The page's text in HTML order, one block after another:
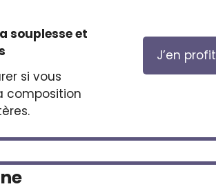
souplesse et
si vous
composition
J’en